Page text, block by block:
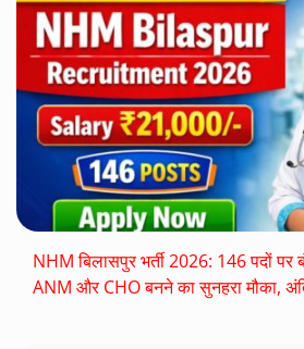
NHM बिलासपुर भर्ती 2026: 146 पदों पर
ANM और CHO बनने का सुनहरा मौका,